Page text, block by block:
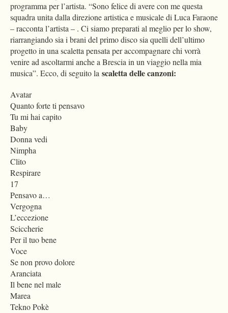
programma per l’artista. “Sono felice di avere con me questa
squadra unita dalla direzione artistica e musicale di Luca Faraone
– racconta l’artista – . Ci siamo preparati al meglio per lo show,
riarrangiando sia i brani del primo disco sia quelli dell’ultimo
progetto in una scaletta pensata per accompagnare chi vorrà
venire ad ascoltarmi anche a Brescia in un viaggio nella mia
musica”. Ecco, di seguito la scaletta delle canzoni:
Avatar
Quanto forte ti pensavo
Tu mi hai capito
Baby
Donna vedi
Nimpha
Clito
Respirare
17
Pensavo a…
Vergogna
L’eccezione
Sciccherie
Per il tuo bene
Voce
Se non provo dolore
Aranciata
Il bene nel male
Marea
Tekno Pokè